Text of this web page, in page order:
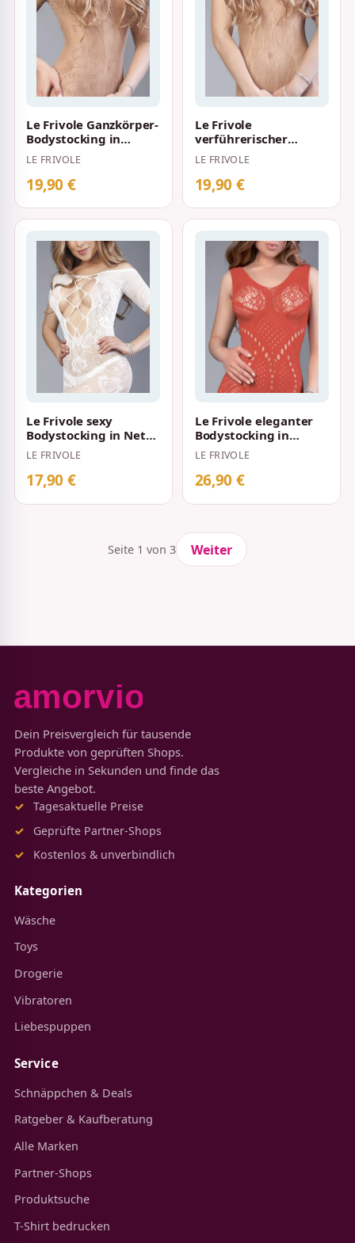
Le Frivole Ganzkörper-
Bodystocking in
Netzoptik mit feinen
Verzierunge…
LE FRIVOLE
19,90 €
Le Frivole
verführerischer
Bodystocking in
Netzoptik kombiniert
mit le…
LE FRIVOLE
19,90 €
Le Frivole sexy
Bodystocking in Netz-
Optik mit floralen
Mustern S-L We…
LE FRIVOLE
17,90 €
Le Frivole eleganter
Bodystocking in
verführerischem Rot
S-L
LE FRIVOLE
26,90 €
Seite 1 von 3 Weiter
Dein Preisvergleich für tausende
Produkte von geprüften Shops.
Vergleiche in Sekunden und finde das
beste Angebot.
Tagesaktuelle Preise
Geprüfte Partner-Shops
Kostenlos & unverbindlich
Kategorien
Wäsche
Toys
Drogerie
Vibratoren
Liebespuppen
Service
Schnäppchen & Deals
Ratgeber & Kaufberatung
Alle Marken
Partner-Shops
Produktsuche
T-Shirt bedrucken